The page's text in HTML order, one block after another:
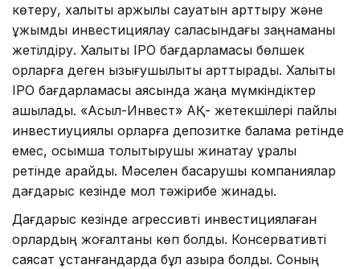
көтеру, халықтық қаржылық сауатын арттыру және
ұжымдық инвестициялау саласындағы заңнаманы
жетілдіру. Халықтық ІРО бағдарламасы бөлшек
қорларға деген қызығушылықты арттырады. Халықтық
ІРО бағдарламасы аясында жаңа мүмкіндіктер
ашылады. «Асыл-Инвест» АҚ- жетекшілері пайлық
инвестиуциялық қорларға депозитке балама ретінде
емес, қосымша толықтырушы жинақтау құралы
ретінде қарайды. Мәселен басқарушы компаниялар
дағдарыс кезінде мол тәжірибе жинады.
Дағдарыс кезінде агрессивті инвестициялаған
қорлардың жоғалтқаны көп болды. Консервативті
саясат ұстанғандарда бұл азырақ болды. Соның